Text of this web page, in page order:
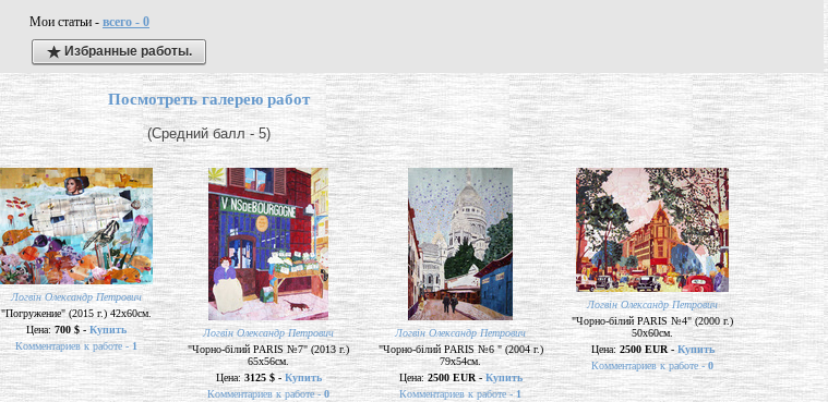
Мои статьи - всего - 0
Избранные работы.
Посмотреть галерею работ
(Средний балл - 5)
Логвін Олександр Петрович
"Погружение" (2015 г.) 42х60см.
Цена:700 $ - Купить
Комментариев к работе - 1
Логвін Олександр Петрович
"Чорно-білий PARIS №7" (2013 г.)
65х56см.
Цена:3125 $ - Купить
Комментариев к работе -0
Логвін Олександр Петрович
"Чорно-білий PARIS №6 " (2004 г.)
79х54см.
Цена:2500 EUR -Купить
Комментариев к работе -1
Логвін Олександр Петрович
"Чорно-білий PARIS №4" (2000 г.)
50х60см.
Цена: 2500 EUR - Купить
Комментариев к работе -0